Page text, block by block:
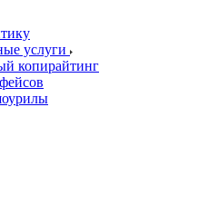
услуги
копирайтинг